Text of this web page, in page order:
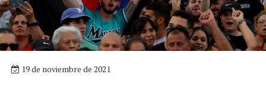
19 de noviembre de 2021